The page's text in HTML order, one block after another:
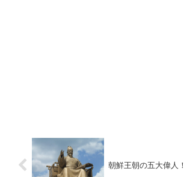
朝鮮王朝の五大偉人！